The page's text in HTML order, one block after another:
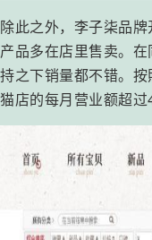
除此之外，李子柒品
产品多在店里售卖。
持之下销量都不错。
猫店的每月营业额超过